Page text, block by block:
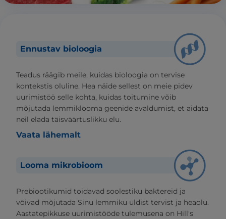
Ennustav bioloogia
Teadus räägib meile, kuidas bioloogia on tervise
kontekstis oluline. Hea näide sellest on meie pidev
uurimistöö selle kohta, kuidas toitumine võib
mõjutada lemmiklooma geenide avaldumist, et aidata
neil elada täisväärtuslikku elu.
Vaata lähemalt
Looma mikrobioom
Prebiootikumid toidavad soolestiku baktereid ja
võivad mõjutada Sinu lemmiku üldist tervist ja heaolu.
Aastatepikkuse uurimistööde tulemusena on Hill's